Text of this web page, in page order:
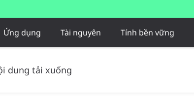
Ứng dụng Tài nguyên Tính bền vững
dung tải xuống